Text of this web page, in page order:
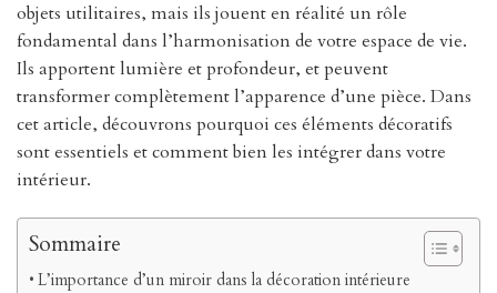
objets utilitaires, mais ils jouent en réalité un rôle
fondamental dans l’harmonisation de votre espace de vie.
Ils apportent lumière et profondeur, et peuvent
transformer complètement l’apparence d’une pièce. Dans
cet article, découvrons pourquoi ces éléments décoratifs
sont essentiels et comment bien les intégrer dans votre
intérieur.
Sommaire
L’importance d’un miroir dans la décoration intérieure